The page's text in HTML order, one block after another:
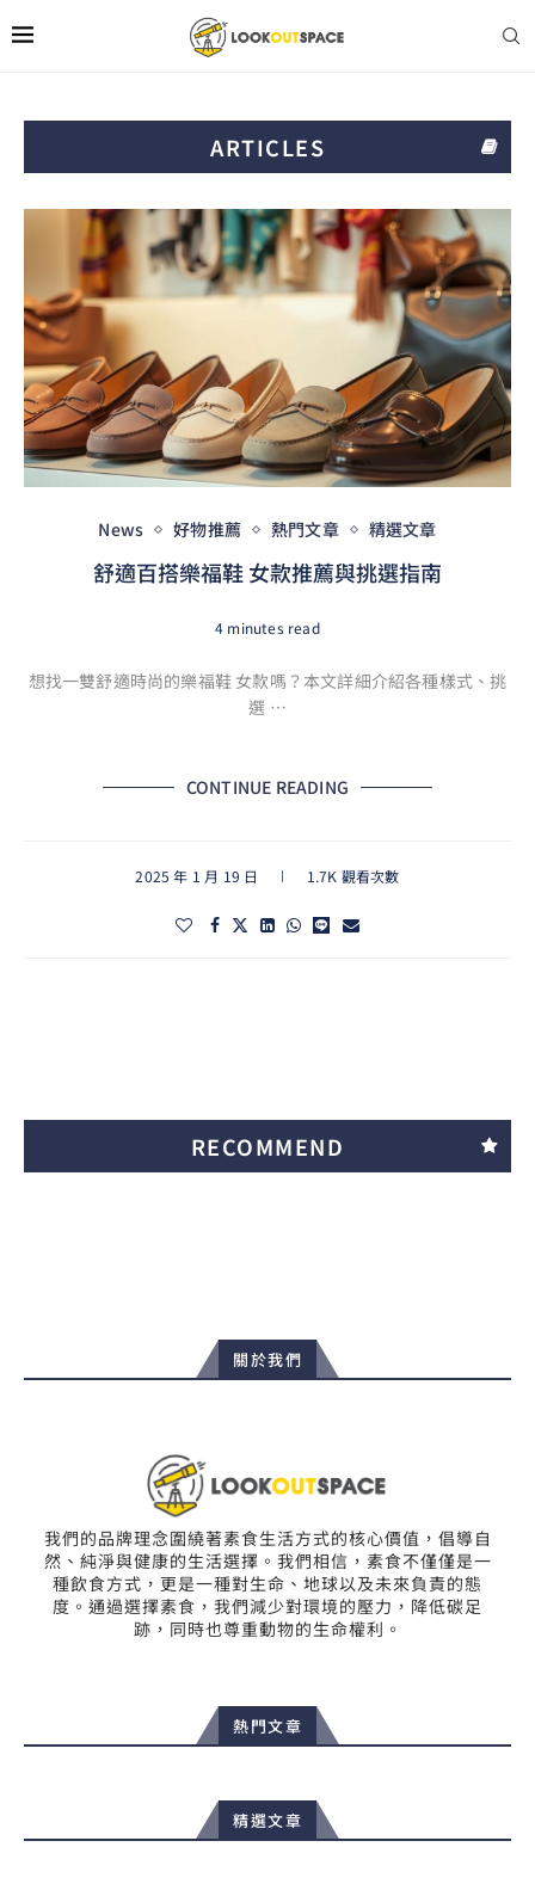
ARTICLES
News 好物推薦 熱門文章 精選文章
舒適百搭樂福鞋 女款推薦與挑選指南
4 minutes read
想找一雙舒適時尚的樂福鞋 女款嗎？本文詳細介紹各種樣式、挑
選 …
CONTINUE READING
2025 年 1 月 19 日 1.7K 觀看次數
RECOMMEND
關於我們
我們的品牌理念圍繞著素食生活方式的核心價值，倡導自
然、純淨與健康的生活選擇。我們相信，素食不僅僅是一
種飲食方式，更是一種對生命、地球以及未來負責的態
度。通過選擇素食，我們減少對環境的壓力，降低碳足
跡，同時也尊重動物的生命權利。
熱門文章
精選文章